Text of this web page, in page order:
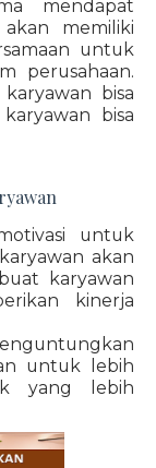
mendapat
memiliki
untuk
perusahaan.
bisa
bisa
untuk
akan
karyawan
kinerja
untuk lebih
yang lebih